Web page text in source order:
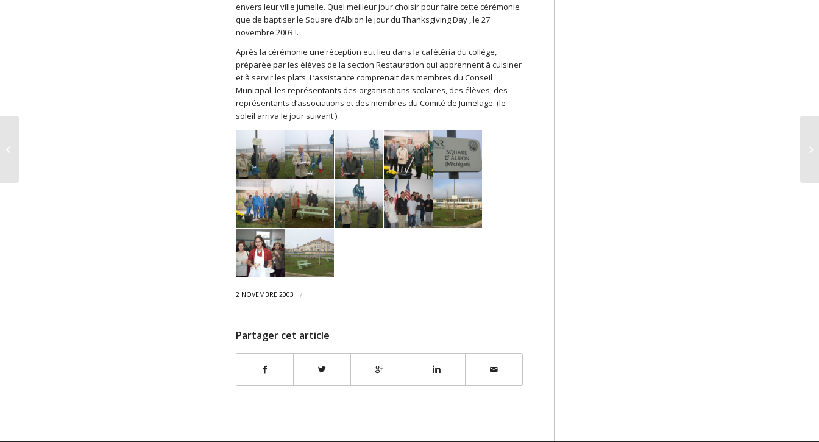
envers leur ville jumelle. Quel meilleur jour choisir pour faire cette cérémonie
que de baptiser le Square d’Albion le jour du Thanksgiving Day , le 27
novembre 2003 !.
Après la cérémonie une réception eut lieu dans la cafétéria du collège,
préparée par les élèves de la section Restauration qui apprennent à cuisiner
et à servir les plats. L’assistance comprenait des membres du Conseil
Municipal, les représentants des organisations scolaires, des élèves, des
représentants d’associations et des membres du Comité de Jumelage. (le
soleil arriva le jour suivant ).
2 NOVEMBRE 2003 /
Partager cet article